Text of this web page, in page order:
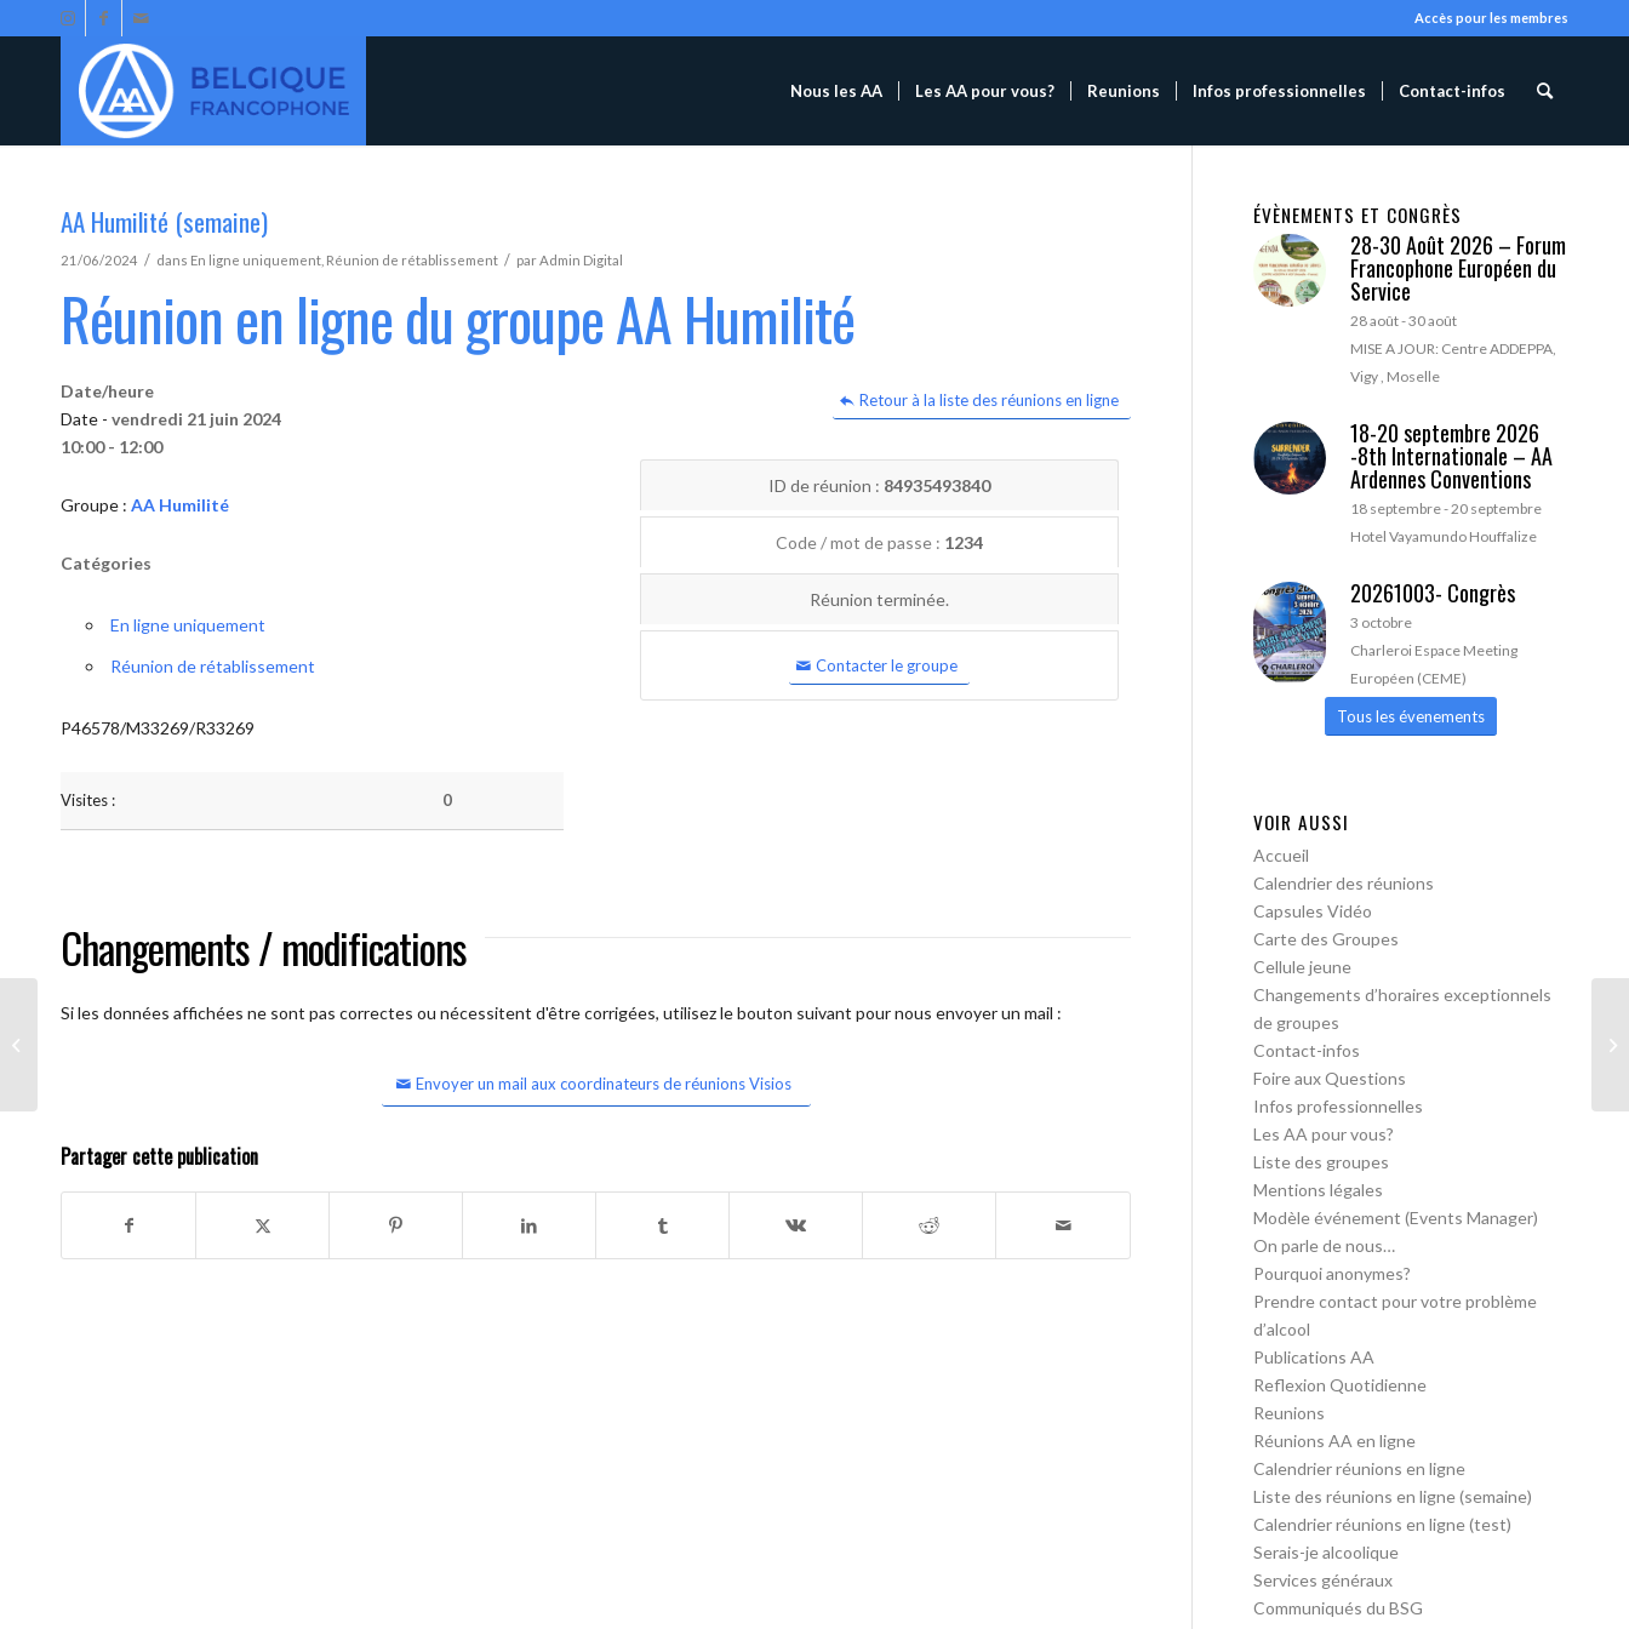
Accès pour les membres
Nous les AA Les AA pour vous? Reunions Infos professionnelles Contact-infos
AA Humilité (semaine)
21/06/2024 / dans En ligne uniquement Réunion de rétablissement / parAdmin Digital
Réunion en ligne du groupe AA Humilité
Retour à la liste des réunions en ligne
Date/heure
Date - vendredi 21 juin 2024
10:00 - 12:00
Groupe : AA Humilité
Catégories
En ligne uniquement
Réunion de rétablissement
P46578/M33269/R33269
Visites : 0
ID de réunion : 84935493840
Code / mot de passe : 1234
Réunion terminée.
Contacter le groupe
Changements / modifications
Si les données affichées ne sont pas correctes ou nécessitent d'être corrigées, utilisez le bouton suivant pour nous envoyer un mail :
Envoyer un mail aux coordinateurs de réunions Visios
Partager cette publication
ÉVÈNEMENTS ET CONGRÈS
28-30 Août 2026 – Forum
Francophone Européen du
Service
28 août-30 août
MISE A JOUR: Centre ADDEPPA,
Vigy , Moselle
18-20 septembre 2026
-8th Internationale – AA
Ardennes Conventions
18 septembre-20 septembre
Hotel Vayamundo Houffalize
20261003- Congrès
3 octobre
Charleroi Espace Meeting
Européen (CEME)
Tous les évenements
VOIR AUSSI
Accueil
Calendrier des réunions
Capsules Vidéo
Carte des Groupes
Cellule jeune
Changements d’horaires exceptionnels
de groupes
Contact-infos
Foire aux Questions
Infos professionnelles
Les AA pour vous?
Liste des groupes
Mentions légales
Modèle événement (Events Manager)
On parle de nous…
Pourquoi anonymes?
Prendre contact pour votre problème
d’alcool
Publications AA
Reflexion Quotidienne
Reunions
Réunions AA en ligne
Calendrier réunions en ligne
Liste des réunions en ligne (semaine)
Calendrier réunions en ligne (test)
Serais-je alcoolique
Services généraux
Communiqués du BSG